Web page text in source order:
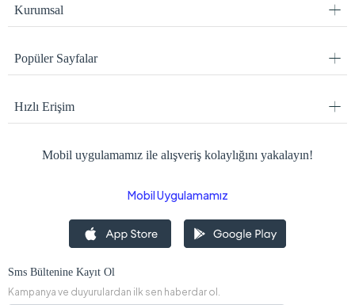
Kurumsal
Popüler Sayfalar
Hızlı Erişim
Mobil uygulamamız ile alışveriş kolaylığını yakalayın!
Mobil Uygulamamız
Sms Bültenine Kayıt Ol
Kampanya ve duyurulardan ilk sen haberdar ol.